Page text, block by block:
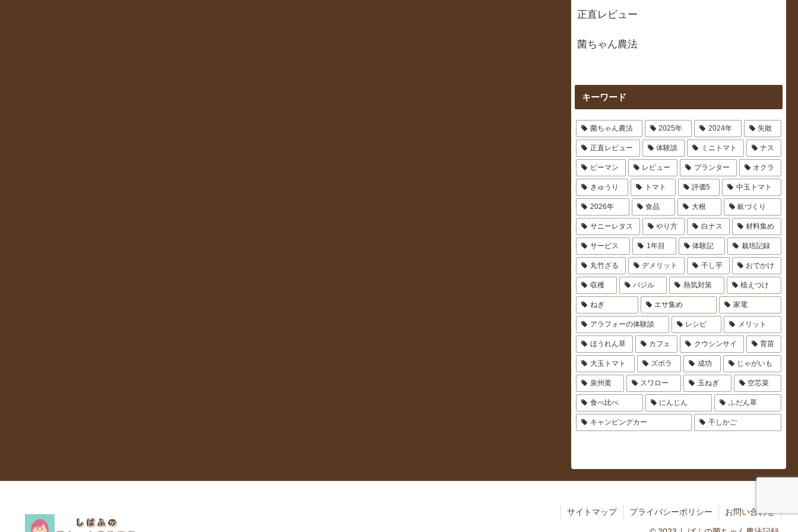
正直レビュー
菌ちゃん農法
キーワード
菌ちゃん農法 2025年 2024年 失敗
正直レビュー 体験談 ミニトマト ナス
ピーマン レビュー プランター オクラ
きゅうり トマト 評価5 中玉トマト
2026年 食品 大根 畝づくり
サニーレタス やり方 白ナス 材料集め
サービス 1年目 体験記 栽培記録
丸竹ざる デメリット 干し芋 おでかけ
収穫 バジル 熱気対策 植えつけ
ねぎ エサ集め 家電
アラフォーの体験談 レシピ メリット
ほうれん草 カフェ クウシンサイ 育苗
大玉トマト ズボラ 成功 じゃがいも
泉州黄 スワロー 玉ねぎ 空芯菜
食べ比べ にんじん ふだん草
キャンピングカー 干しかご
サイトマップ プライバシーポリシー お問い合わせ